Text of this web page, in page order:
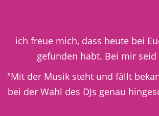
ich freue mich, dass heute bei
gefunden habt. Bei mir
"Mit der Musik steht und fällt
bei der Wahl des DJs genau